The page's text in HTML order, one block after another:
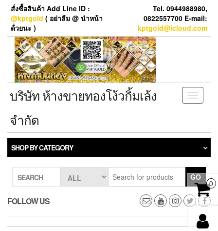
Skip
content
สั่งซื้อสินค้า Add Line ID :
@kptgold ( อย่าลืม @ นำหน้า
ด้่วยนะ )
Tel. 0944988980,
0822557700 E-mail:
kptgold@icloud.com
Toggle
บริษัท ห้างขายทองโง้วกิ้มเล้ง
จำกัด
SHOP BY CATEGORY
SEARCH GO
FOLLOW US
0